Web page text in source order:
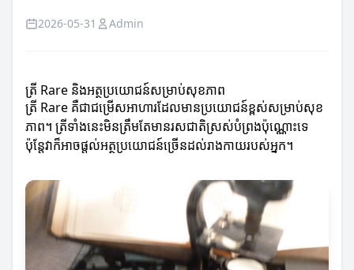
2026-05-31 Admin
ត្រី Rare និងអត្ថប្រយោជន៍សម្រាប់សុខភាព
ត្រី Rare គឺជាជម្រើសអាហារដែលមានប្រយោជន៍ខ្ពស់សម្រាប់សុខ
ភាព។ ត្រីទាំងនេះមិនត្រឹមតែមានរសជាតិស្រស់បំព្រងប៉ុណ្ណោះទេ
ប៉ុន្តែវាក៏អាចផ្តល់អត្ថប្រយោជន៍ច្រើនដល់រាងកាយរបស់អ្នក។